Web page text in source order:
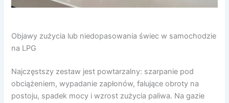
Objawy zużycia lub niedopasowania świec w samochodzie
na LPG
Najczęstszy zestaw jest powtarzalny: szarpanie pod
obciążeniem, wypadanie zapłonów, falujące obroty na
postoju, spadek mocy i wzrost zużycia paliwa. Na gazie